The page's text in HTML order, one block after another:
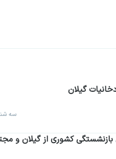
گیلان
سه شنبه, ۹
کشوری از گیلان و